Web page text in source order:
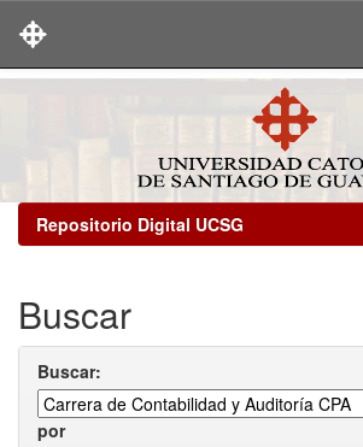
Repositorio Digital UCSG
Buscar
Buscar:
por